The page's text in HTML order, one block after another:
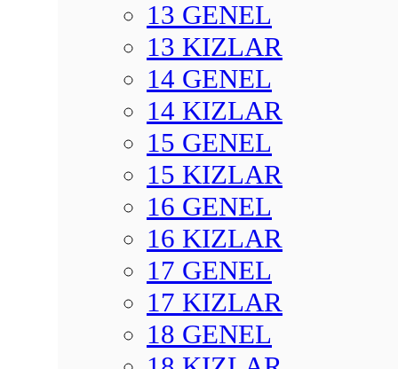
13 GENEL
13 KIZLAR
14 GENEL
14 KIZLAR
15 GENEL
15 KIZLAR
16 GENEL
16 KIZLAR
17 GENEL
17 KIZLAR
18 GENEL